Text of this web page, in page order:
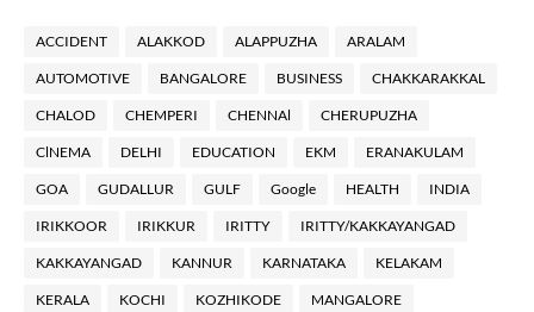
ACCIDENT ALAKKOD ALAPPUZHA ARALAM
AUTOMOTIVE BANGALORE BUSINESS CHAKKARAKKAL
CHALOD CHEMPERI CHENNAl CHERUPUZHA
ClNEMA DELHI EDUCATION EKM ERANAKULAM
GOA GUDALLUR GULF Google HEALTH INDIA
IRIKKOOR IRIKKUR IRITTY IRITTY/KAKKAYANGAD
KAKKAYANGAD KANNUR KARNATAKA KELAKAM
KERALA KOCHI KOZHIKODE MANGALORE